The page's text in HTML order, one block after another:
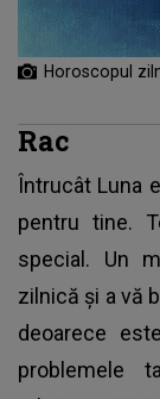
Horoscopul
Rac
Întrucât Luna
pentru tine.
special. Un
zilnică și a vă
deoarece
problemele